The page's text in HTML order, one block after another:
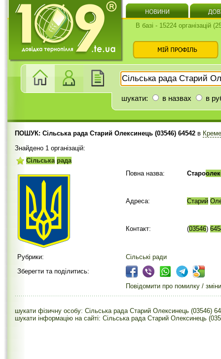
В базі - 15224 організацій
шукати: в назвах в
ПОШУК: Сільська рада Старий Олексинець (03546) 64542 в
Знайдено 1 організацій:
Сільська рада
Повна назва:
Старо
Адреса: Старий
Контакт: (03546)
Рубрики:
Сільські ради
Зберегти та поділитись:
Повідомити про помилку / зміни
шукати фізичну особу: Сільська рада Старий Олексинець (03546)
шукати інформацію на сайті: Сільська рада Старий Олексинець